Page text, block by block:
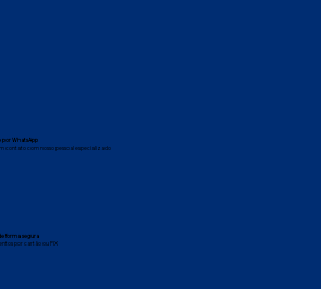
por WhatsApp
contato com nosso pessoal especializado
forma segura
por cartão ou PIX